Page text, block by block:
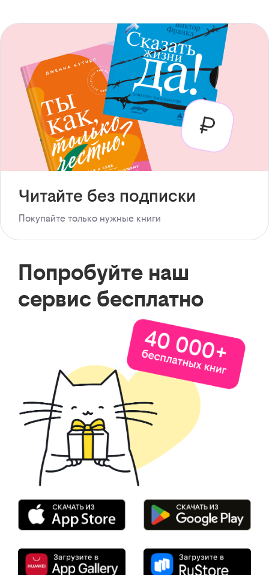
Читайте без подписки
Покупайте только нужные книги
Попробуйте наш
сервис бесплатно